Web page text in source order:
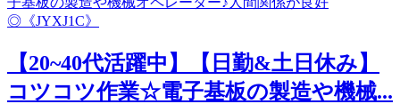
【20~40代活躍中】【日勤&土日休み】
コツコツ作業☆電子基板の製造や機械...